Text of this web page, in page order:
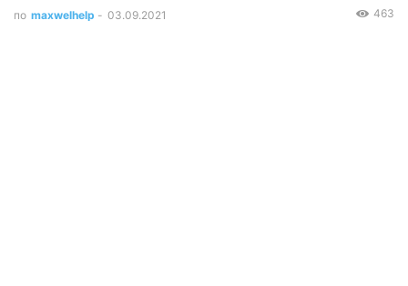
по maxwelhelp - 03.09.2021 463